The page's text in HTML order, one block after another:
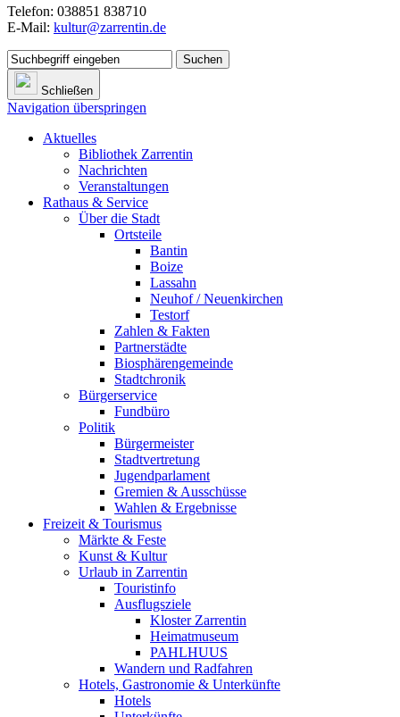
Telefon: 038851 838710
E-Mail: kultur@zarrentin.de
Suchen
Schließen
Navigation überspringen
Aktuelles
Bibliothek Zarrentin
Nachrichten
Veranstaltungen
Rathaus & Service
Über die Stadt
Ortsteile
Bantin
Boize
Lassahn
Neuhof / Neuenkirchen
Testorf
Zahlen & Fakten
Partnerstädte
Biosphärengemeinde
Stadtchronik
Bürgerservice
Fundbüro
Politik
Bürgermeister
Stadtvertretung
Jugendparlament
Gremien & Ausschüsse
Wahlen & Ergebnisse
Freizeit & Tourismus
Märkte & Feste
Kunst & Kultur
Urlaub in Zarrentin
Touristinfo
Ausflugsziele
Kloster Zarrentin
Heimatmuseum
PAHLHUUS
Wandern und Radfahren
Hotels, Gastronomie & Unterkünfte
Hotels